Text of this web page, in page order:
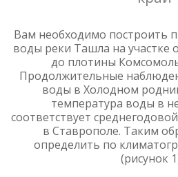
Вам необходимо построить
воды реки Ташла на участке
до плотины
Продолжительные
воды в Холодном
температура воды в
соответствует
в Ставрополе. Таким
определить по
(рисунок